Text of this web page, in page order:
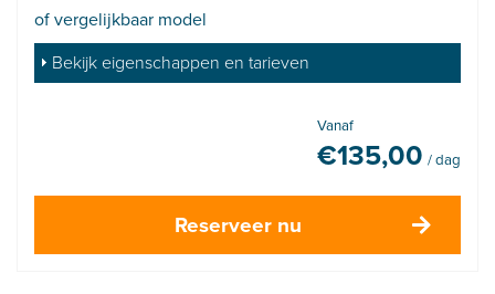
of vergelijkbaar model
Bekijk eigenschappen en tarieven
Vanaf
€135,00 / dag
Reserveer nu